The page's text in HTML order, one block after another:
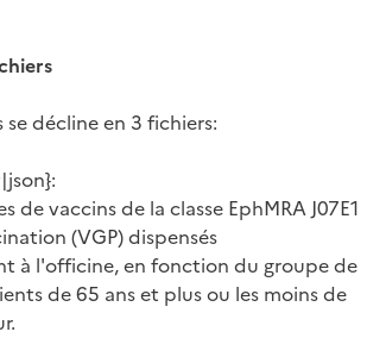
décline en 3 fichiers:
de vaccins de la classe EphMRA J07E1
(VGP) dispensés
à l'officine, en fonction du groupe de
de 65 ans et plus ou les moins de